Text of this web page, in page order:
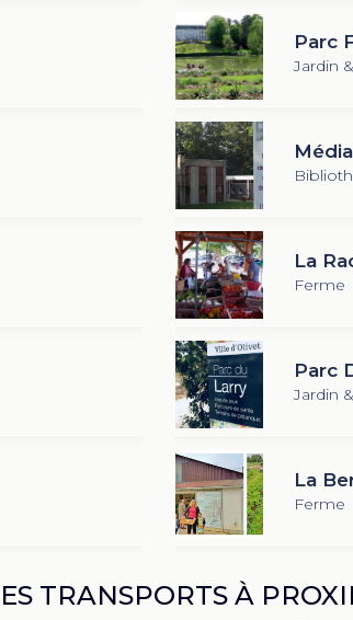
Parc
Jardin
La
Ferme
Parc
Jardin
La
Ferme
TRANSPORTS À